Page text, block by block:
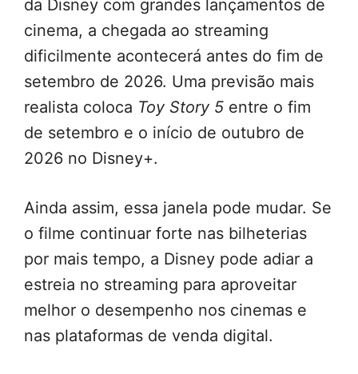
da Disney com grandes lançamentos de
cinema, a chegada ao streaming
dificilmente acontecerá antes do fim de
setembro de 2026. Uma previsão mais
realista coloca Toy Story 5 entre o fim
de setembro e o início de outubro de
2026 no Disney+.
Ainda assim, essa janela pode mudar. Se
o filme continuar forte nas bilheterias
por mais tempo, a Disney pode adiar a
estreia no streaming para aproveitar
melhor o desempenho nos cinemas e
nas plataformas de venda digital.